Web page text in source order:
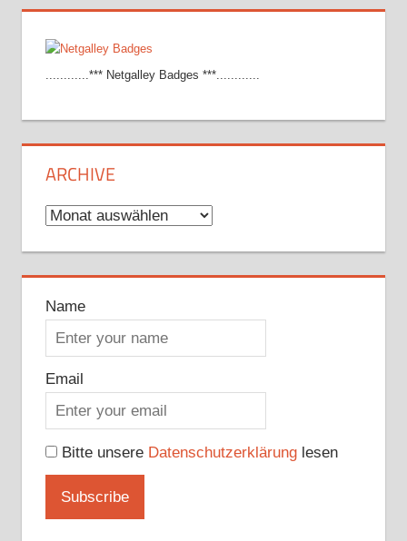
............*** Netgalley Badges ***............
ARCHIVE
Archive
Name
Email
Bitte unsere Datenschutzerklärunglesen